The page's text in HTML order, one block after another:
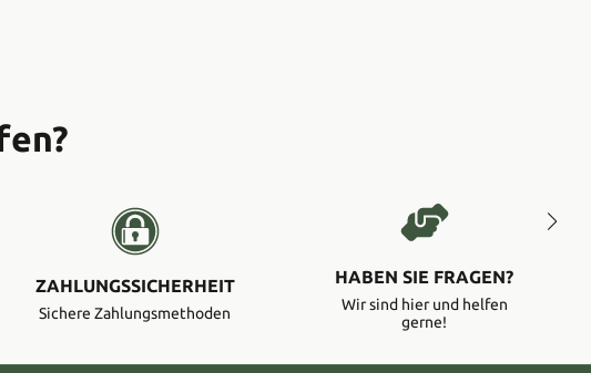
ZAHLUNGSSICHERHEIT
Sichere Zahlungsmethoden
HABEN SIE FRAGEN?
Wir sind hier und helfen
gerne!